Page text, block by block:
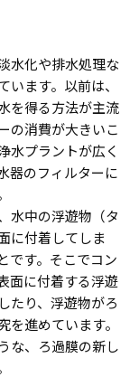
水化や排水処理な
います。以前は、
を得る方法が主流
の消費が大きいこ
水プラントが広く
器のフィルターに
水中の浮遊物（タ
に付着してしま
です。そこでコン
面に付着する浮遊
たり、浮遊物がろ
進めています。
な、ろ過膜の新し